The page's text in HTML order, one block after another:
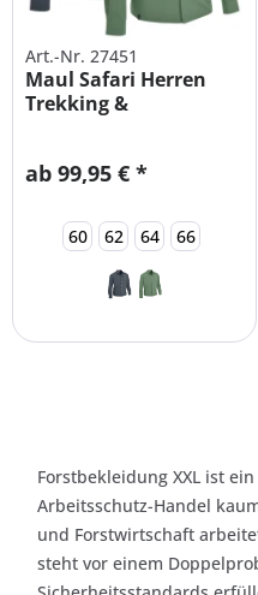
Art.-Nr. 27451
Maul Safari Herren
Trekking &
ab 99,95 € *
60 62 64 66
Forstbekleidung XXL ist
Arbeitsschutz-Handel
und Forstwirtschaft
steht vor einem